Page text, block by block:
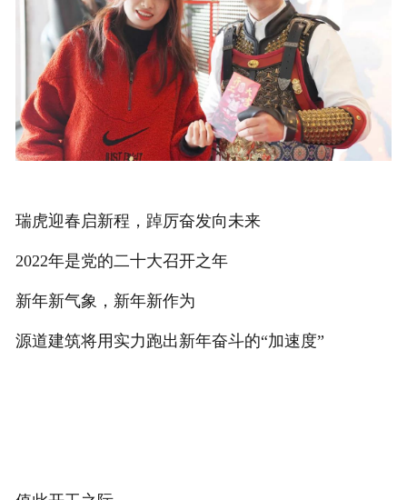
瑞虎迎春启新程，踔厉奋发向未来
2022年是党的二十大召开之年
新年新气象，新年新作为
源道建筑将用实力跑出新年奋斗的“加速度”